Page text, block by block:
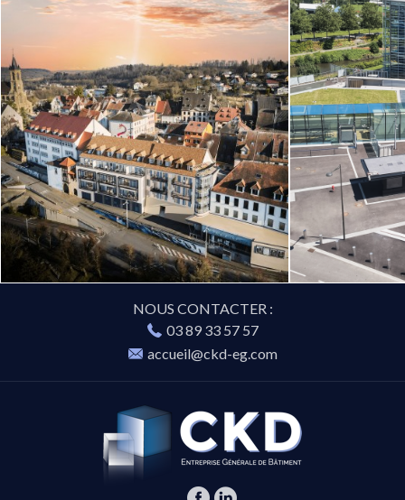
NOUS CONTACTER :
03 89 33 57 57
accueil@ckd-eg.com
CKD-
EG
FacebookLinkedin